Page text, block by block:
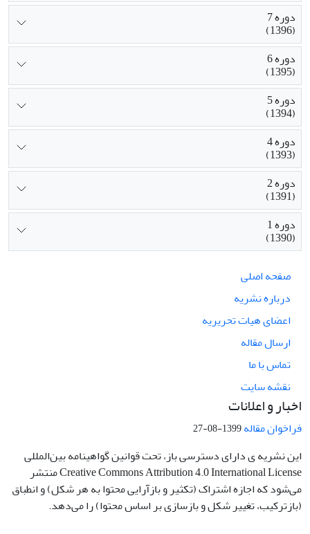
دوره 7
(1396)
دوره 6
(1395)
دوره 5
(1394)
دوره 4
(1393)
دوره 2
(1391)
دوره 1
(1390)
صفحه اصلی
درباره نشریه
اعضای هیات تحریریه
ارسال مقاله
تماس با ما
نقشه سایت
اخبار و اعلانات
فراخوان مقاله1399-08-27
این نشریه ی دارای دسترسی باز، تحت قوانین گواهینامه بین‌المللی
Creative Commons Attribution 4.0 International License منتشر
می‌شود که اجازه اشتراک (تکثیر و بازآرایی محتوا به هر شکل) و انطباق
(بازترکیب، تغییر شکل و بازسازی بر اساس محتوا) را می‌دهد.